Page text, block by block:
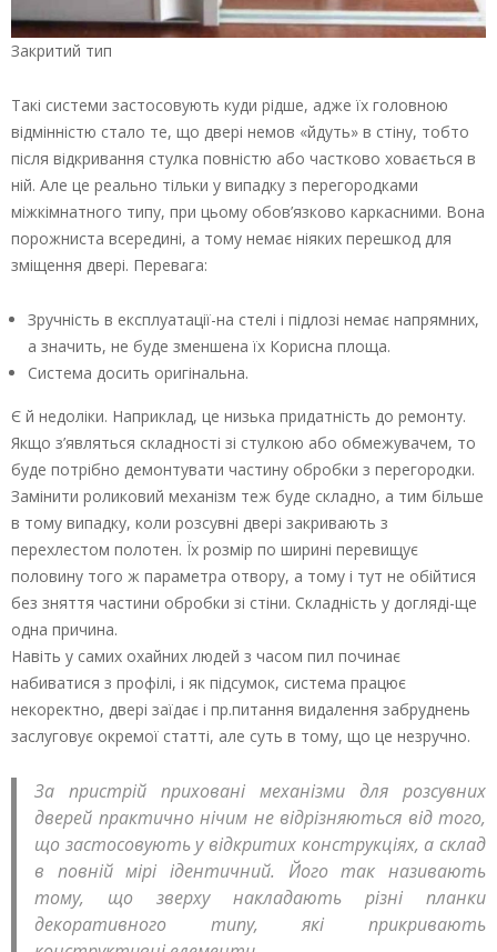
Закритий тип
Такі системи застосовують куди рідше, адже їх головною
відмінністю стало те, що двері немов «йдуть» в стіну, тобто
після відкривання стулка повністю або частково ховається в
ній. Але це реально тільки у випадку з перегородками
міжкімнатного типу, при цьому обов’язково каркасними. Вона
порожниста всередині, а тому немає ніяких перешкод для
зміщення двері. Перевага:
Зручність в експлуатації-на стелі і підлозі немає напрямних,
а значить, не буде зменшена їх Корисна площа.
Система досить оригінальна.
Є й недоліки. Наприклад, це низька придатність до ремонту.
Якщо з’являться складності зі стулкою або обмежувачем, то
буде потрібно демонтувати частину обробки з перегородки.
Замінити роликовий механізм теж буде складно, а тим більше
в тому випадку, коли розсувні двері закривають з
перехлестом полотен. Їх розмір по ширині перевищує
половину того ж параметра отвору, а тому і тут не обійтися
без зняття частини обробки зі стіни. Складність у догляді-ще
одна причина.
Навіть у самих охайних людей з часом пил починає
набиватися з профілі, і як підсумок, система працює
некоректно, двері заїдає і пр.питання видалення забруднень
заслуговує окремої статті, але суть в тому, що це незручно.
За пристрій приховані механізми для розсувних
дверей практично нічим не відрізняються від того,
що застосовують у відкритих конструкціях, а склад
в повній мірі ідентичний. Його так називають
тому, що зверху накладають різні планки
декоративного типу, які прикривають